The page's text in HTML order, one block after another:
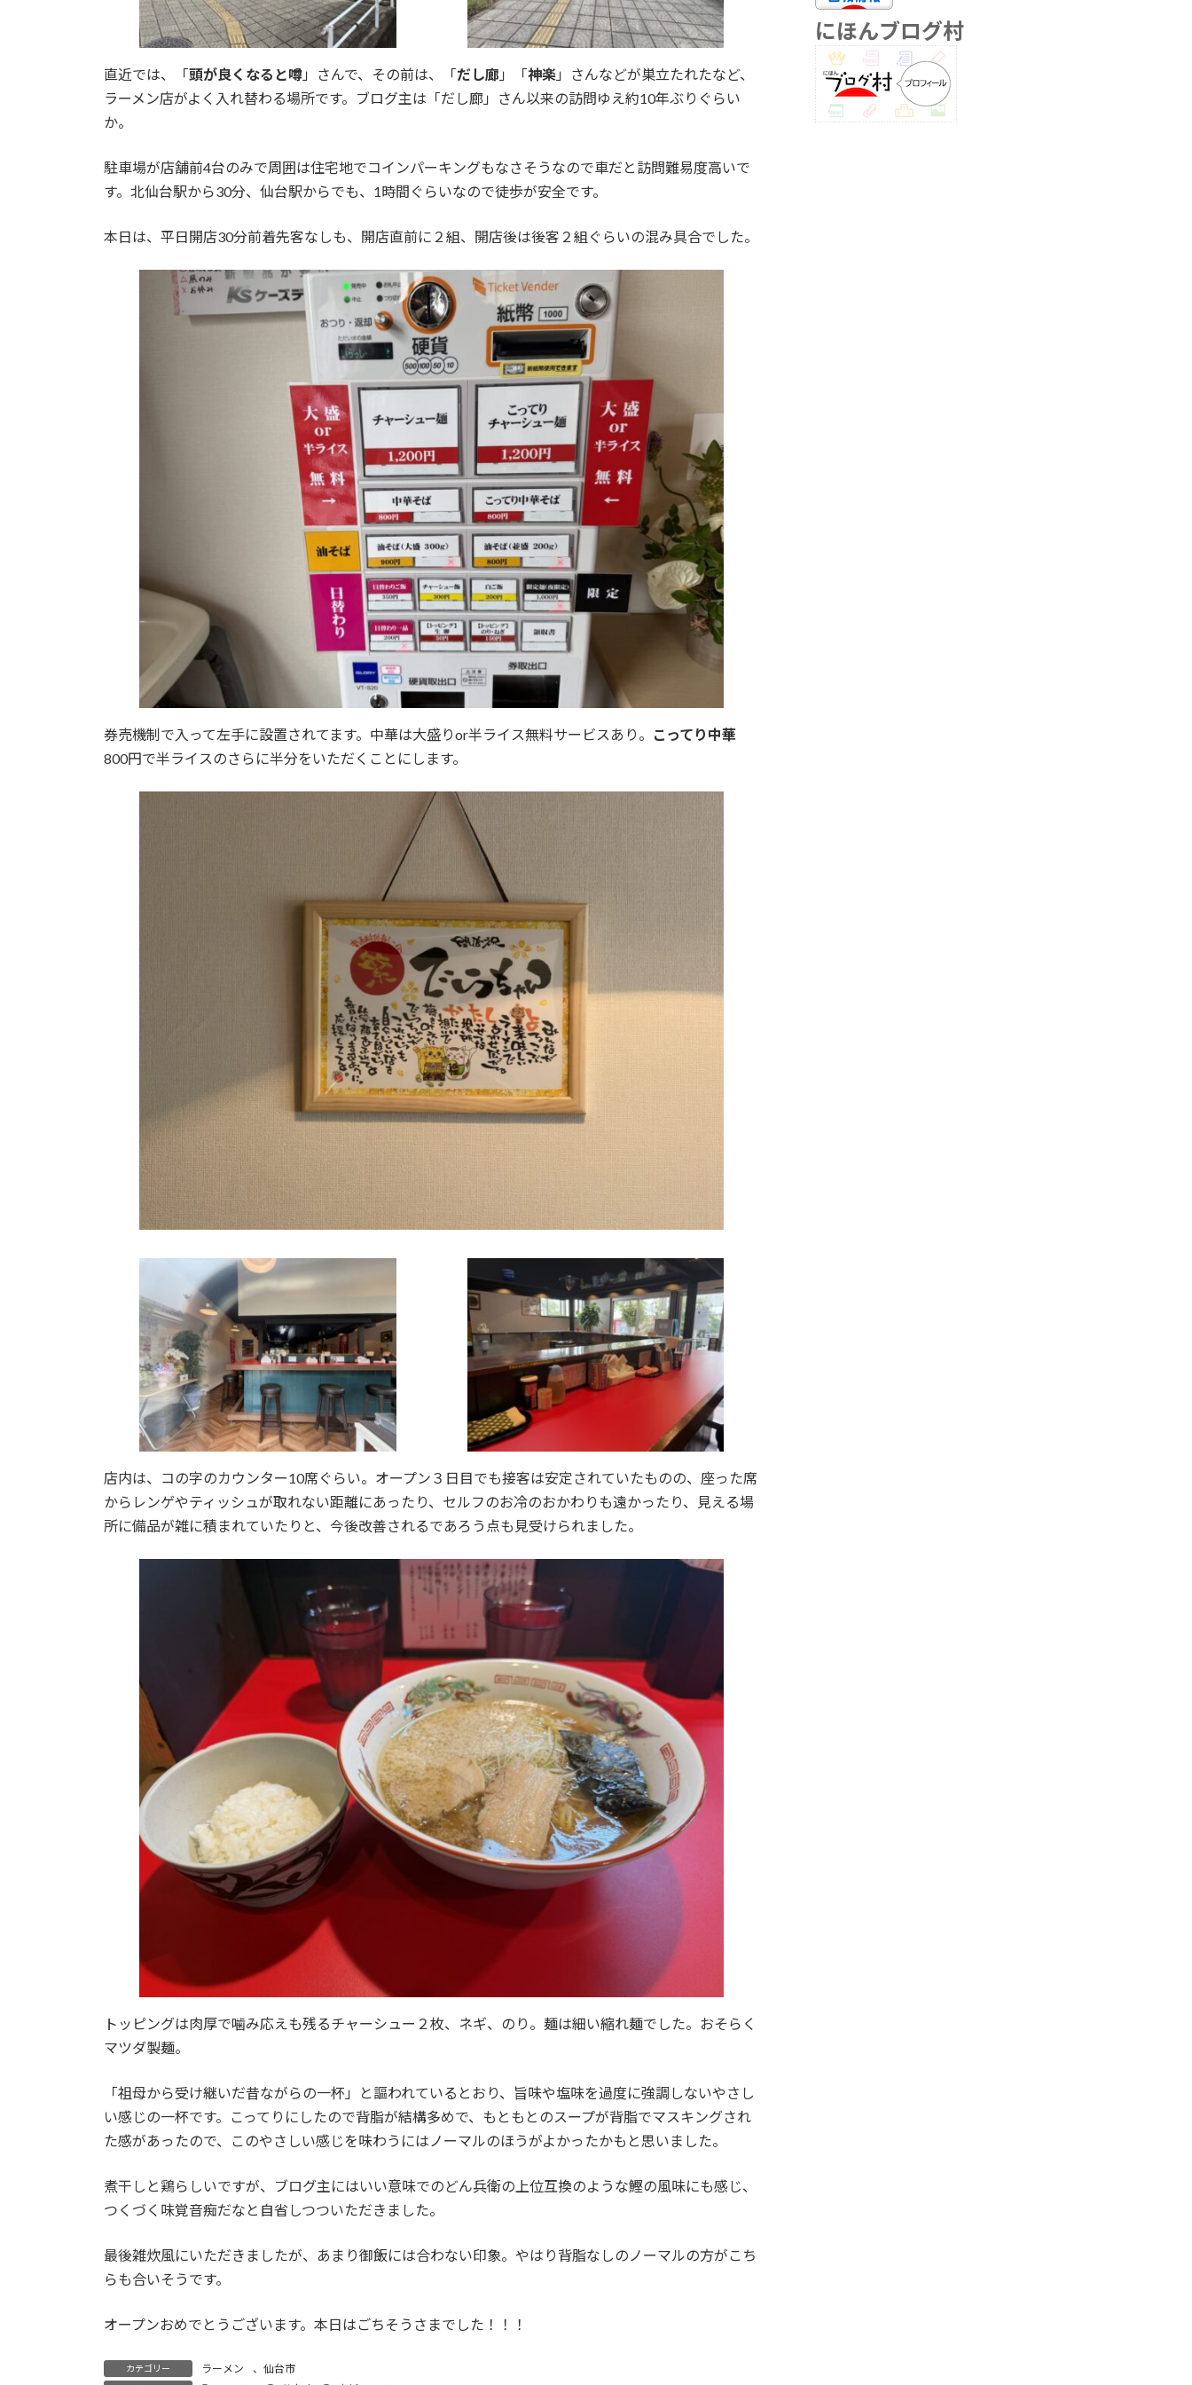
直近では、「頭が良くなると噂 」さんで、その前は、「だし廊 」「神楽 」さんなどが巣立たれたなど、
ラーメン店がよく入れ替わる場所です。ブログ主は「だし廊」さん以来の訪問ゆえ約10年ぶりぐらい
か。
駐車場が店舗前4台のみで周囲は住宅地でコインパーキングもなさそうなので車だと訪問難易度高いで
す。北仙台駅から30分、仙台駅からでも、1時間ぐらいなので徒歩が安全です。
本日は、平日開店30分前着先客なしも、開店直前に２組、開店後は後客２組ぐらいの混み具合でした。
券売機制で入って左手に設置されてます。中華は大盛りor半ライス無料サービスあり。
こってり中華
800円で半ライスのさらに半分をいただくことにします。
店内は、コの字のカウンター10席ぐらい。オープン３日目でも接客は安定されていたものの、座った席
からレンゲやティッシュが取れない距離にあったり、セルフのお冷のおかわりも遠かったり、見える場
所に備品が雑に積まれていたりと、今後改善されるであろう点も見受けられました。
トッピングは肉厚で噛み応えも残るチャーシュー２枚、ネギ、のり。麺は細い縮れ麺でした。おそらく
マツダ製麺。
「祖母から受け継いだ昔ながらの一杯」と謳われているとおり、旨味や塩味を過度に強調しないやさし
い感じの一杯です。こってりにしたので背脂が結構多めで、もともとのスープが背脂でマスキングされ
た感があったので、このやさしい感じを味わうにはノーマルのほうがよかったかもと思いました。
煮干しと鶏らしいですが、ブログ主にはいい意味でのどん兵衛の上位互換のような鰹の風味にも感じ、
つくづく味覚音痴だなと自省しつついただきました。
最後雑炊風にいただきましたが、あまり御飯には合わない印象。やはり背脂なしのノーマルの方がこち
らも合いそうです。
オープンおめでとうございます。本日はごちそうさまでした！！！
カテゴリー ラーメン 、 仙台市
にほんブログ村